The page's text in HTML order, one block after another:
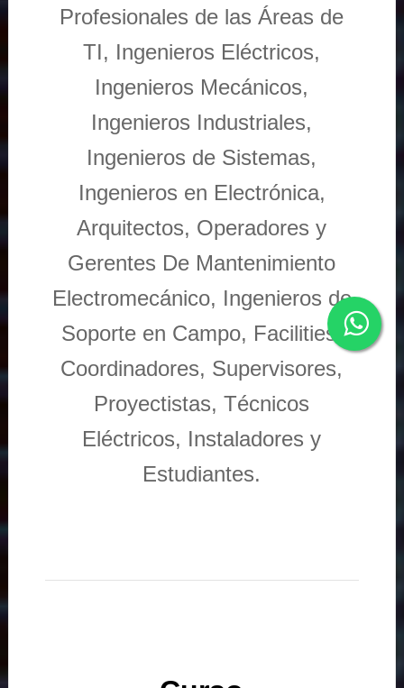
Profesionales de las Áreas de
TI, Ingenieros Eléctricos,
Ingenieros Mecánicos,
Ingenieros Industriales,
Ingenieros de Sistemas,
Ingenieros en Electrónica,
Arquitectos, Operadores y
Gerentes De Mantenimiento
Electromecánico, Ingenieros de
Soporte en Campo, Facilities,
Coordinadores, Supervisores,
Proyectistas, Técnicos
Eléctricos, Instaladores y
Estudiantes.